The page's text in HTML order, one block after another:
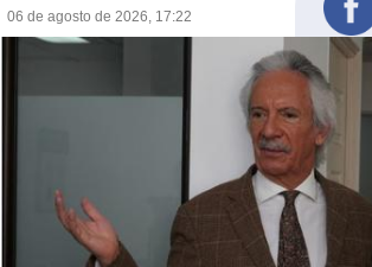
06 de agosto de 2026, 17:22